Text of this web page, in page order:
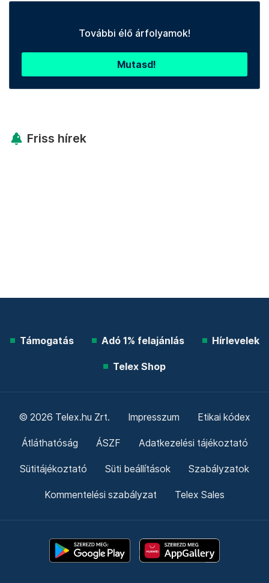
További élő árfolyamok!
Mutasd!
Friss hírek
Támogatás Adó 1% felajánlás Hírlevelek
Telex Shop
© 2026 Telex.hu Zrt. Impresszum Etikai kódex
Átláthatóság ÁSZF Adatkezelési tájékoztató
Sütitájékoztató Süti beállítások Szabályzatok
Kommentelési szabályzat Telex Sales